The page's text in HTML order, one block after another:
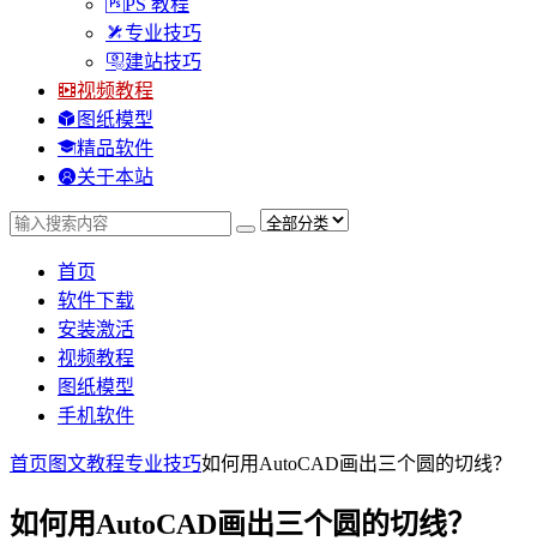
PS 教程
专业技巧
建站技巧
视频教程
图纸模型
精品软件
关于本站
首页
软件下载
安装激活
视频教程
图纸模型
手机软件
首页 图文教程专业技巧如何用AutoCAD画出三个圆的切线？
如何用AutoCAD画出三个圆的切线？